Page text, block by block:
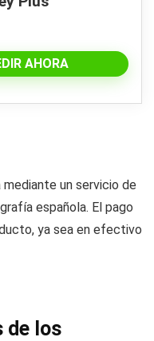
AHORA
un servicio de
española. El pago
ya sea en efectivo
de los